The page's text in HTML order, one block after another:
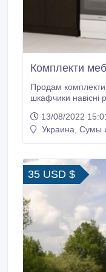
Комплекти
Продам комплекти
шкафчики навісні
розмірів та
310мм. В
13/08/2022
Украина, Сумы
35 USD $